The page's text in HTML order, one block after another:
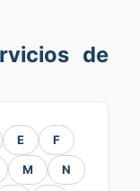
de
E F
M N